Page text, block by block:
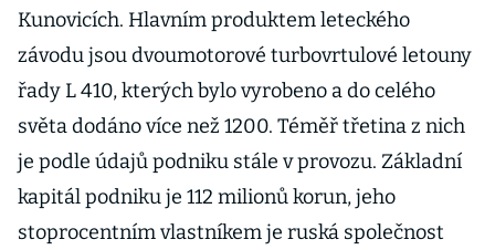
Kunovicích. Hlavním produktem leteckého
závodu jsou dvoumotorové turbovrtulové letouny
řady L 410, kterých bylo vyrobeno a do celého
světa dodáno více než 1200. Téměř třetina z nich
je podle údajů podniku stále v provozu. Základní
kapitál podniku je 112 milionů korun, jeho
stoprocentním vlastníkem je ruská společnost